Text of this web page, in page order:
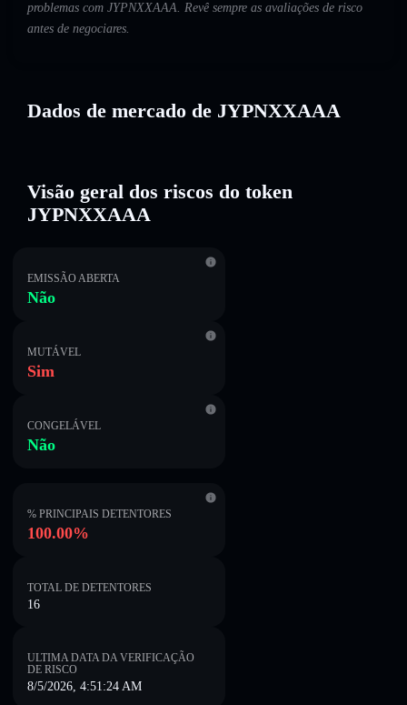
problemas com JYPNXXAAA. Revê sempre as avaliações de risco
antes de negociares.
Dados de mercado de JYPNXXAAA
Visão geral dos riscos do token
JYPNXXAAA
EMISSÃO ABERTA
Não
MUTÁVEL
Sim
CONGELÁVEL
Não
% PRINCIPAIS DETENTORES
100.00%
TOTAL DE DETENTORES
16
ULTIMA DATA DA VERIFICAÇÃO
DE RISCO
8/5/2026, 4:51:24 AM